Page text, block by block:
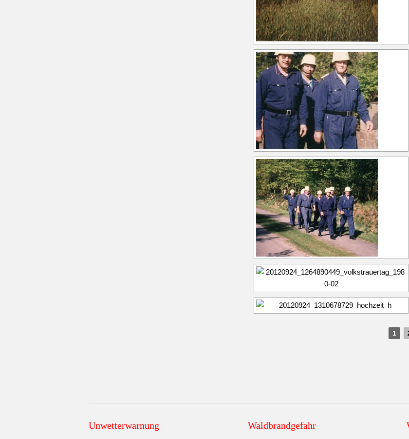
1
Unwetterwarnung Waldbrandgefahr